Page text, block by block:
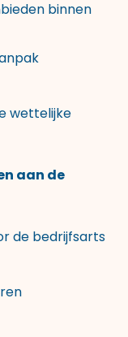
binnen
wettelijke
aan de
de bedrijfsarts